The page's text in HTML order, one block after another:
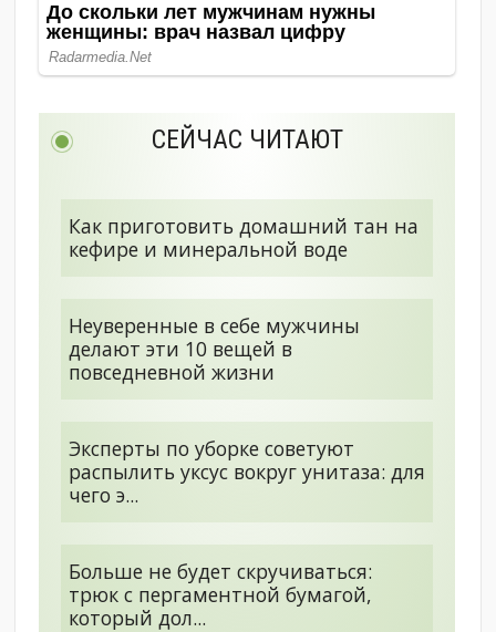
СЕЙЧАС ЧИТАЮТ
Как приготовить домашний тан на
кефире и минеральной воде
Неуверенные в себе мужчины
делают эти 10 вещей в
повседневной жизни
Эксперты по уборке советуют
распылить уксус вокруг унитаза: для
чего э...
Больше не будет скручиваться:
трюк с пергаментной бумагой,
который дол...